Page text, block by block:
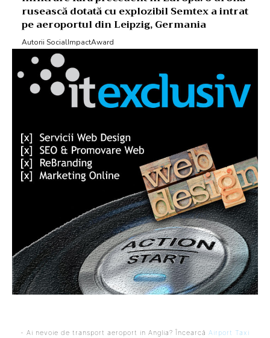
rusească dotată cu explozibil Semtex a intrat
pe aeroportul din Leipzig, Germania
Autorii SocialImpactAward
- Ai nevoie de transport aeroport in Anglia? Încearcă Airport Taxi